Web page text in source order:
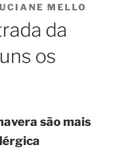
que
MELLO
da
os
são mais